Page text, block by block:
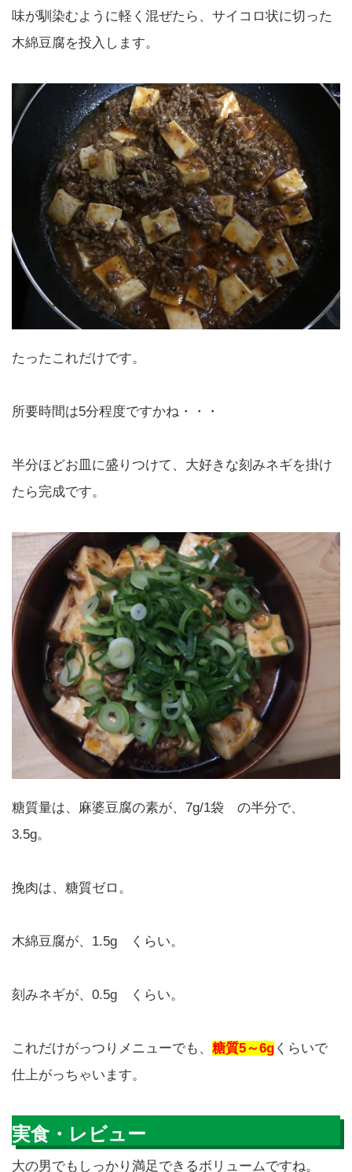
味が馴染むように軽く混ぜたら、サイコロ状に切った
木綿豆腐を投入します。
たったこれだけです。
所要時間は5分程度ですかね・・・
半分ほどお皿に盛りつけて、大好きな刻みネギを掛け
たら完成です。
糖質量は、麻婆豆腐の素が、7g/1袋 の半分で、
3.5g。
挽肉は、糖質ゼロ。
木綿豆腐が、1.5g くらい。
刻みネギが、0.5g くらい。
これだけがっつりメニューでも、 糖質5～6g くらいで
仕上がっちゃいます。
実食・レビュー
大の男でもしっかり満足できるボリュームですね。